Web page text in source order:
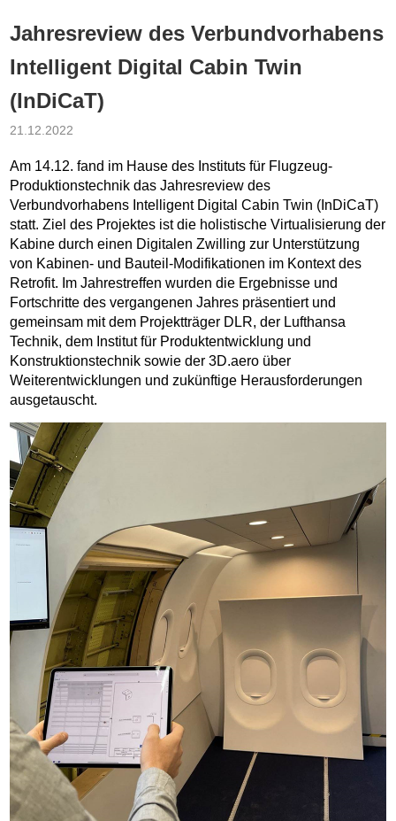
Jahresreview des Verbundvorhabens
Intelligent Digital Cabin Twin
(InDiCaT)
21.12.2022
Am 14.12. fand im Hause des Instituts für Flugzeug-
Produktionstechnik das Jahresreview des
Verbundvorhabens Intelligent Digital Cabin Twin (InDiCaT)
statt. Ziel des Projektes ist die holistische Virtualisierung der
Kabine durch einen Digitalen Zwilling zur Unterstützung
von Kabinen- und Bauteil-Modifikationen im Kontext des
Retrofit. Im Jahrestreffen wurden die Ergebnisse und
Fortschritte des vergangenen Jahres präsentiert und
gemeinsam mit dem Projektträger DLR, der Lufthansa
Technik, dem Institut für Produktentwicklung und
Konstruktionstechnik sowie der 3D.aero über
Weiterentwicklungen und zukünftige Herausforderungen
ausgetauscht.